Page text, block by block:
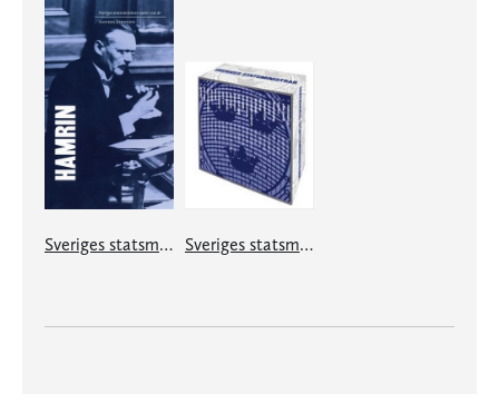
Sveriges statsministrar under 100 år. Felix Hamrin Sveriges statsministrar under 100 år. Samlingsutgåva